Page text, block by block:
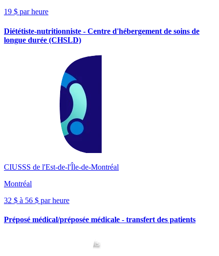
19 $ par heure
Diététiste-nutritionniste - Centre d'hébergement de soins de
longue durée (CHSLD)
CIUSSS de l'Est-de-l'Île-de-Montréal
Montréal
32 $ à 56 $ par heure
Préposé médical/préposée médicale - transfert des patients